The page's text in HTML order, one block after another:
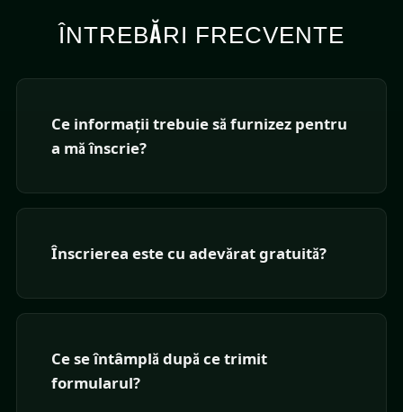
ÎNTREBĂRI FRECVENTE
Ce informații trebuie să furnizez pentru
a mă înscrie?
Înscrierea este cu adevărat gratuită?
Ce se întâmplă după ce trimit
formularul?